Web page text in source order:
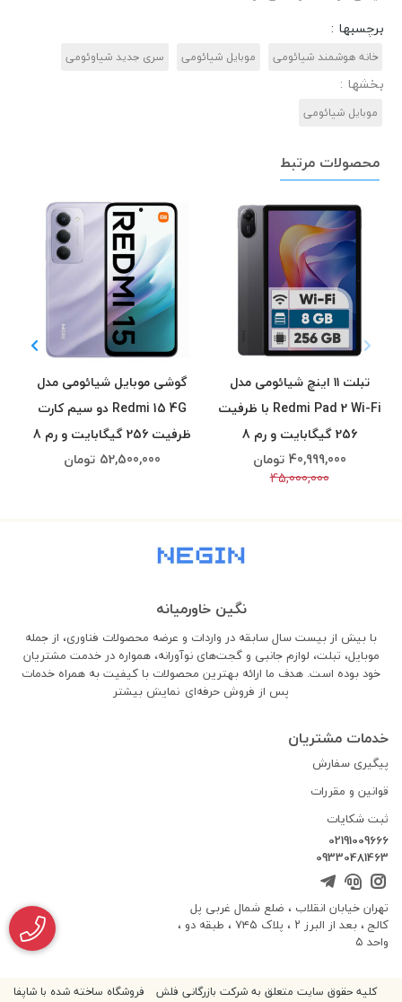
برچسبها :
خانه هوشمند شیائومی موبایل شیائومی سری جدید شیاوئومی
بخشها :
موبایل شیائومی
محصولات مرتبط
تبلت ۱۱ اینچ شیائومی مدل
Redmi Pad 2 Wi-Fi با ظرفیت
256 گیگابایت و رم 8
گیگابایت، رزولوشن دوربین
اصلی ۸ مگاپیکسل، پشتیبانی
40,999,000 تومان
45,000,000
گوشی موبایل شیائومی مدل
Redmi 15 4G دو سیم کارت
ظرفیت 256 گیگابایت و رم 8
گیگابایت
52,500,000 تومان
نگین خاورمیانه
با بیش از بیست سال سابقه در واردات و عرضه محصولات فناوری، از جمله
موبایل، تبلت، لوازم جانبی و گجت‌های نوآورانه، همواره در خدمت مشتریان
خود بوده است. هدف ما ارائه بهترین محصولات با کیفیت به همراه خدمات
پس از فروش حرفه‌ای نمایش بیشتر
خدمات مشتریان
پیگیری سفارش
قوانین و مقررات
ثبت شکایات
02191009666
09330481463
تهران خیابان انقلاب ، ضلع شمال غربی پل
کالج ، بعد از البرز ۲ ، پلاک ۷۴۵ ، طبقه دو ،
واحد ۵
فروشگاه ساخته شده با شاپفا
کلیه حقوق سایت متعلق به شرکت بازرگانی فلش